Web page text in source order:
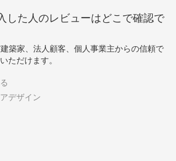
した人のレビューはどこで確認で
築家、法人顧客、個人事業主からの信頼で
ただけます。
デザイン